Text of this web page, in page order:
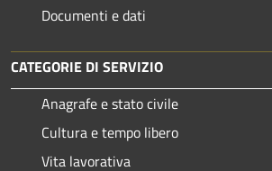
Documenti e dati
CATEGORIE DI SERVIZIO
Anagrafe e stato civile
Cultura e tempo libero
Vita lavorativa